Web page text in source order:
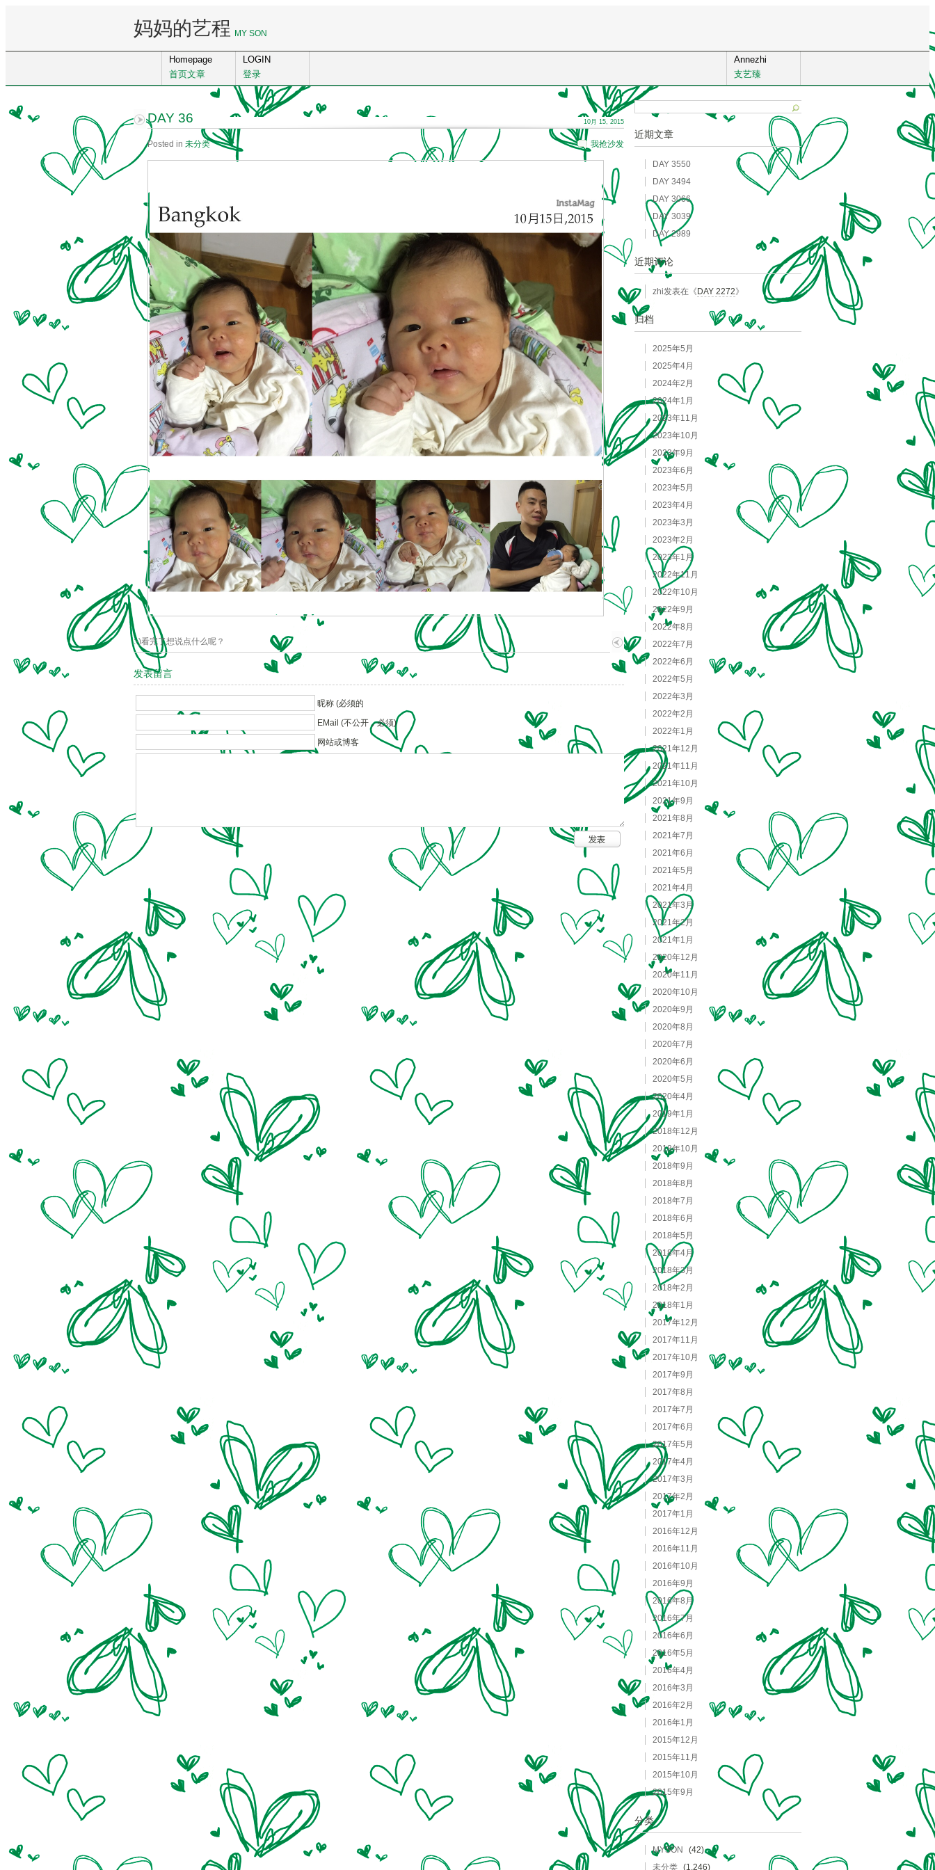
妈妈的艺程 MY SON
Homepage
首页文章
LOGIN
登录
Annezhi
支艺臻
DAY 36
Posted in 未分类 我抢沙发
10月 15, 2015
:-)看完了想说点什么呢？
发表留言
昵称 (必须的
EMail (不公开，必须)
网站或博客
近期文章
DAY 3550
DAY 3494
DAY 3066
DAY 3039
DAY 2989
近期评论
zhi发表在《DAY 2272》
归档
2025年5月
2025年4月
2024年2月
2024年1月
2023年11月
2023年10月
2023年9月
2023年6月
2023年5月
2023年4月
2023年3月
2023年2月
2023年1月
2022年11月
2022年10月
2022年9月
2022年8月
2022年7月
2022年6月
2022年5月
2022年3月
2022年2月
2022年1月
2021年12月
2021年11月
2021年10月
2021年9月
2021年8月
2021年7月
2021年6月
2021年5月
2021年4月
2021年3月
2021年2月
2021年1月
2020年12月
2020年11月
2020年10月
2020年9月
2020年8月
2020年7月
2020年6月
2020年5月
2020年4月
2019年1月
2018年12月
2018年10月
2018年9月
2018年8月
2018年7月
2018年6月
2018年5月
2018年4月
2018年3月
2018年2月
2018年1月
2017年12月
2017年11月
2017年10月
2017年9月
2017年8月
2017年7月
2017年6月
2017年5月
2017年4月
2017年3月
2017年2月
2017年1月
2016年12月
2016年11月
2016年10月
2016年9月
2016年8月
2016年7月
2016年6月
2016年5月
2016年4月
2016年3月
2016年2月
2016年1月
2015年12月
2015年11月
2015年10月
2015年9月
分类
MYSON
(42)
未分类 (1,246)